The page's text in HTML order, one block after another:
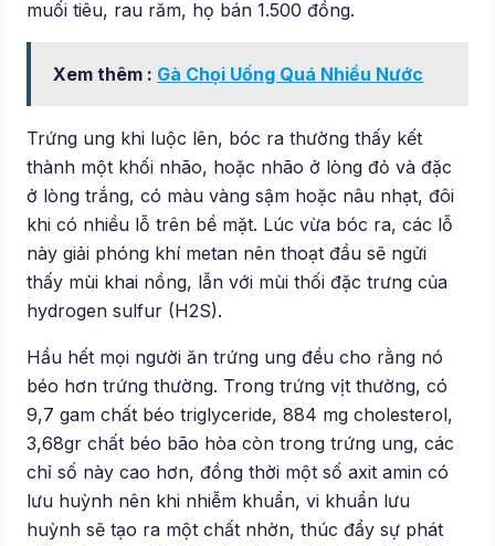
muối tiêu, rau răm, họ bán 1.500 đồng.
Xem thêm : Gà Chọi Uống Quá Nhiều Nước
Trứng ung khi luộc lên, bóc ra thường thấy kết
thành một khối nhão, hoặc nhão ở lòng đỏ và đặc
ở lòng trắng, có màu vàng sậm hoặc nâu nhạt, đôi
khi có nhiều lỗ trên bề mặt. Lúc vừa bóc ra, các lỗ
này giải phóng khí metan nên thoạt đầu sẽ ngửi
thấy mùi khai nồng, lẫn với mùi thối đặc trưng của
hydrogen sulfur (H2S).
Hầu hết mọi người ăn trứng ung đều cho rằng nó
béo hơn trứng thường. Trong trứng vịt thường, có
9,7 gam chất béo triglyceride, 884 mg cholesterol,
3,68gr chất béo bão hòa còn trong trứng ung, các
chỉ số này cao hơn, đồng thời một số axit amin có
lưu huỳnh nên khi nhiễm khuẩn, vi khuẩn lưu
huỳnh sẽ tạo ra một chất nhờn, thúc đẩy sự phát